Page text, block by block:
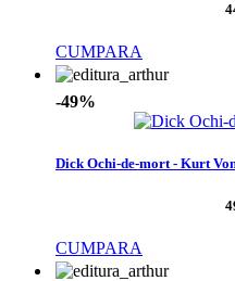
CUMPARA
-49%
Dick Ochi-de-mort - Kurt
CUMPARA